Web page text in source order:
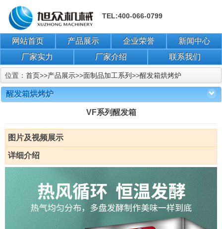
TEL:400-066-0799
网站首页 产品展示 企业荣誉
新闻中心
厂家实力
厂家介绍 联系我们
位置： 首页>>产品展示>>面制品加工系列>>醒发箱烘烤炉
醒发箱烘烤炉
VF系列醒发箱
图片及视频展示
详细介绍